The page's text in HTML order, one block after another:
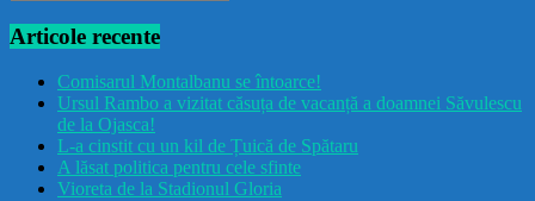
Articole recente
Comisarul Montalbanu se întoarce!
Ursul Rambo a vizitat căsuța de vacanță a doamnei Săvulescu
de la Ojasca!
L-a cinstit cu un kil de Țuică de Spătaru
A lăsat politica pentru cele sfinte
Vioreta de la Stadionul Gloria